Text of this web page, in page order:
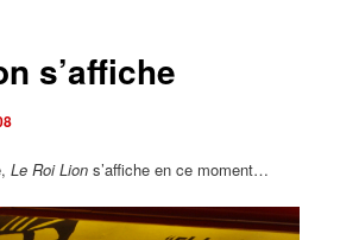
s’affiche
Le Roi Lion s’affiche en ce moment…